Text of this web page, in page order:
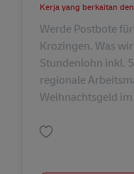
Kerja yang berkaitan
Werde Postbote
Krozingen. Was
Stundenlohn inkl.
regionale
Weihnachtsgeld